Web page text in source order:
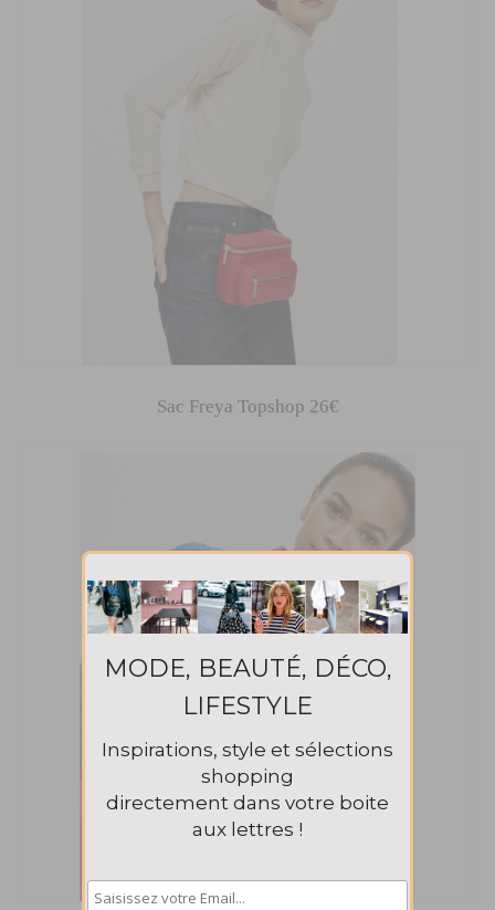
Sac Freya Topshop 26€
MODE, BEAUTÉ, DÉCO,
LIFESTYLE
Inspirations, style et sélections
shopping
directement dans votre boite
aux lettres !